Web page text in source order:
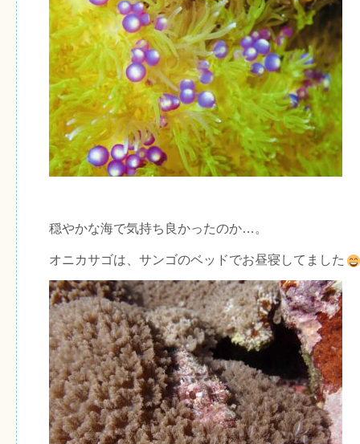
穏やかな海で気持ち良かったのか…。
オニカサゴは、サンゴのベッドでお昼寝してました